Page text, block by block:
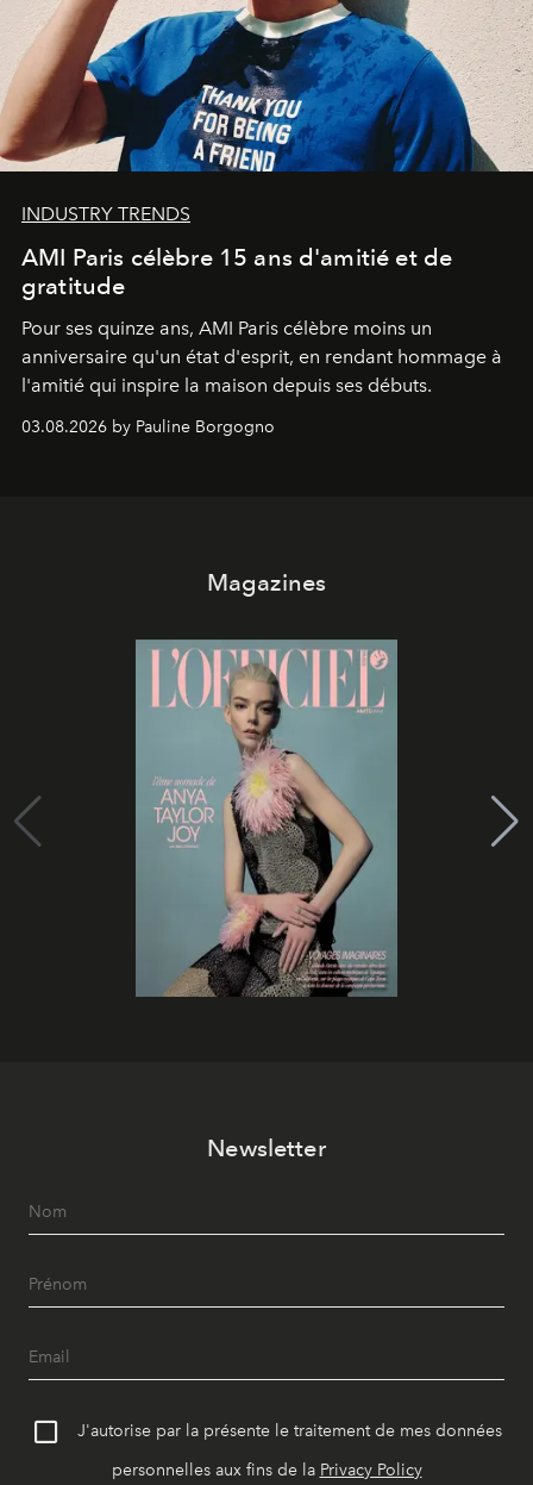
INDUSTRY TRENDS
AMI Paris célèbre 15 ans d'amitié et de
gratitude
Pour ses quinze ans, AMI Paris célèbre moins un
anniversaire qu'un état d'esprit, en rendant hommage à
l'amitié qui inspire la maison depuis ses débuts.
03.08.2026 by Pauline Borgogno
Magazines
Newsletter
J'autorise par la présente le traitement de mes données
personnelles aux fins de la Privacy Policy